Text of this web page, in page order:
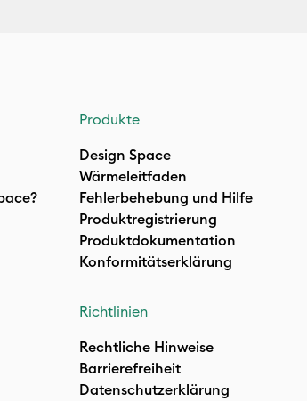
Produkte
Design Space
Wärmeleitfaden
Fehlerbehebung und Hilfe
Produktregistrierung
Produktdokumentation
Konformitätserklärung
Richtlinien
Rechtliche Hinweise
Barrierefreiheit
Datenschutzerklärung